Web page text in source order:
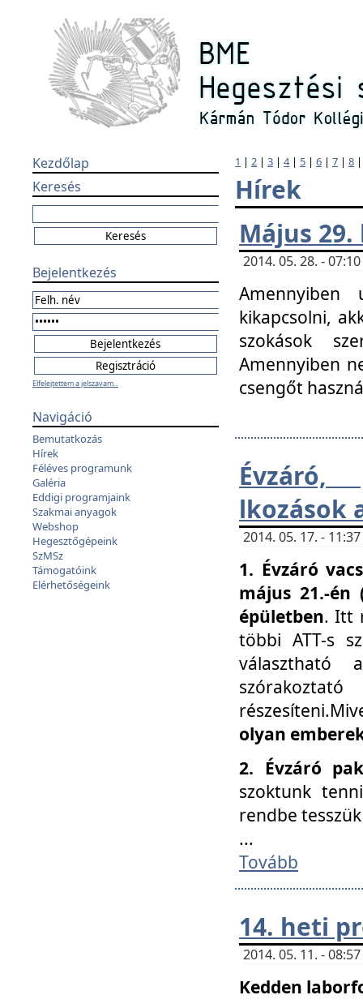
Kezdőlap
Keresés
Bejelentkezés
Elfelejtettem a jelszavam...
Navigáció
Bemutatkozás
Hírek
Féléves programunk
Galéria
Eddigi programjaink
Szakmai anyagok
Webshop
Hegesztőgépeink
SzMSz
Támogatóink
Elérhetőségeink
1 | 2 | 3 | 4| 5 | 6 | 7 | 8
Hírek
Május
2014. 05. 28. -
kikapcsolni,
szokások
Amennyiben
csengőt
Évzáró,
lkozások
2014. 05. 17. -
1. Évzáró
május 21.-én
épületben. Itt
többi ATT-s
választható
olyan
2. Évzáró
szoktunk
rendbe
...
Tovább
14. heti
2014. 05. 11. -
Kedden